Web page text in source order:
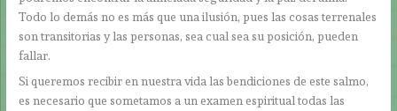
Todo lo demás no es más que una ilusión, pues las cosas terrenales
son transitorias y las personas, sea cual sea su posición, pueden
fallar.
Si queremos recibir en nuestra vida las bendiciones de este salmo,
es necesario que sometamos a un examen espiritual todas las